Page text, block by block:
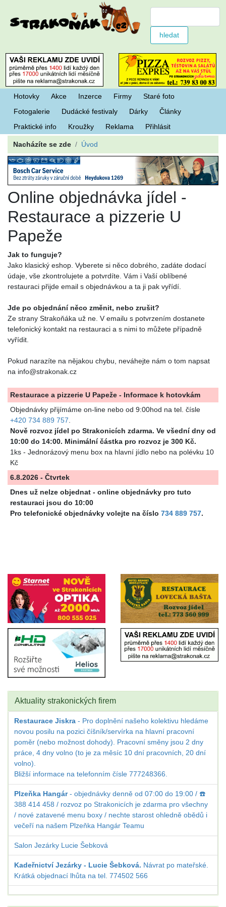
Hotovky Akce Inzerce Firmy
Staré foto
Fotogalerie
Dudácké festivaly Dárky
Články
Praktické info
Kroužky Reklama Přihlásit
Nacházíte se zde Úvod
Online objednávka jídel -
Restaurace a pizzerie U
Papeže
Jak to funguje?
Jako klasický eshop. Vyberete si něco dobrého, zadáte dodací
údaje, vše zkontrolujete a potvrdíte. Vám i Vaší oblíbené
restauraci přijde email s objednávkou a ta ji pak vyřídí.
Jde po objednání něco změnit, nebo zrušit?
Ze strany Strakoňáka už ne. V emailu s potvrzením dostanete
telefonický kontakt na restauraci a s nimi to můžete případně
vyřídit.
Pokud narazíte na nějakou chybu, neváhejte nám o tom napsat
na info@strakonak.cz
Restaurace a pizzerie U Papeže - Informace k hotovkám
Objednávky přijímáme on-line nebo od 9:00hod na tel. čísle
+420 734 889 757
Nově rozvoz jídel po Strakonicích zdarma. Ve všední dny od
10:00 do 14:00. Minimální částka pro rozvoz je 300 Kč.
1ks - Jednorázový menu box na hlavní jídlo nebo na polévku 10
Kč
6.8.2026 - Čtvrtek
Dnes už nelze objednat - online objednávky pro tuto
restauraci jsou do 10:00
Pro telefonické objednávky volejte na číslo 734 889 757.
Aktuality strakonických firem
Restaurace Jiskra - Pro doplnění našeho kolektivu hledáme
novou posilu na pozici číšník/servírka na hlavní pracovní
poměr (nebo možnost dohody). Pracovní směny jsou 2 dny
práce, 4 dny volno (to je za měsíc 10 dní pracovních, 20 dní
volno).
Bližší informace na telefonním čísle 777248366.
Plzeňka Hangár- objednávky denně od 07:00 do 19:00 / ☎️
388 414 458 / rozvoz po Strakonicích je zdarma pro všechny
/ nové zatavené menu boxy / nechte starost ohledně obědů i
večeří na našem Plzeňka Hangár Teamu
Salon Jezárky Lucie Šebková
Kadeřnictví Jezárky - Lucie Šebková. Návrat po mateřské.
Krátká objednací lhůta na tel. 774502 566